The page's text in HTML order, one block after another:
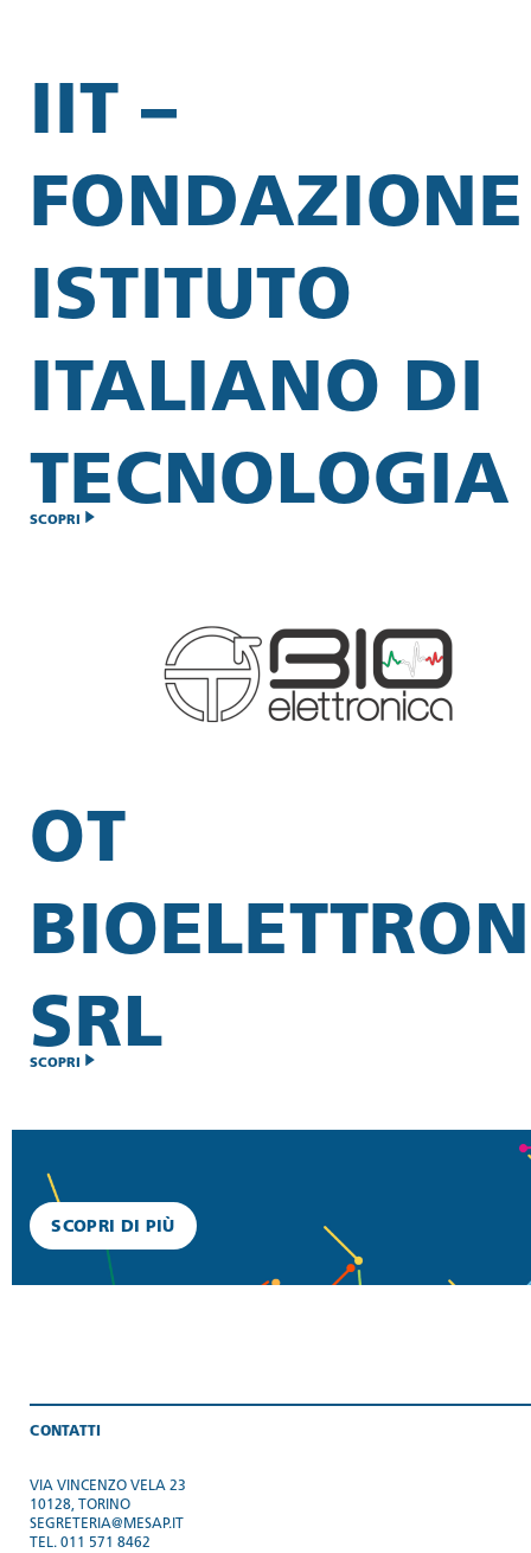
IIT –
FONDAZIONE
ISTITUTO
ITALIANO DI
TECNOLOGIA
SCOPRI
OT
SRL
SCOPRI
SCOPRI DI PIÙ
CONTATTI
VIA VINCENZO VELA 23
10128, TORINO
SEGRETERIA@MESAP.IT
TEL. 011 571 8462